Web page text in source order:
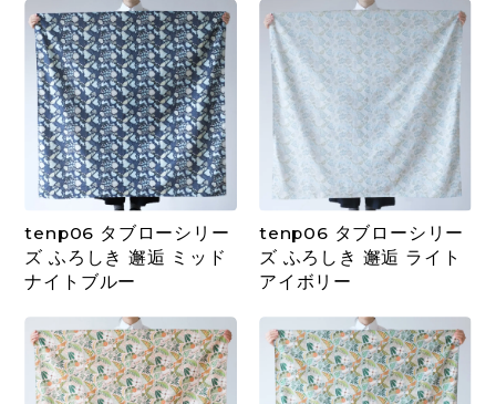
tenp06 タブローシリー
ズ ふろしき 邂逅 ミッド
ナイトブルー
tenp06 タブローシリー
ズ ふろしき 邂逅 ライト
アイボリー